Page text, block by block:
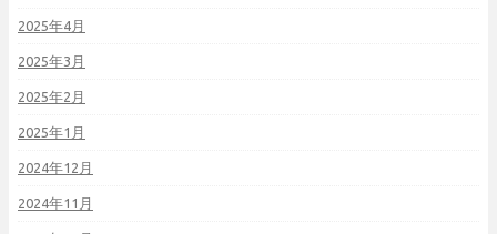
2025年4月
2025年3月
2025年2月
2025年1月
2024年12月
2024年11月